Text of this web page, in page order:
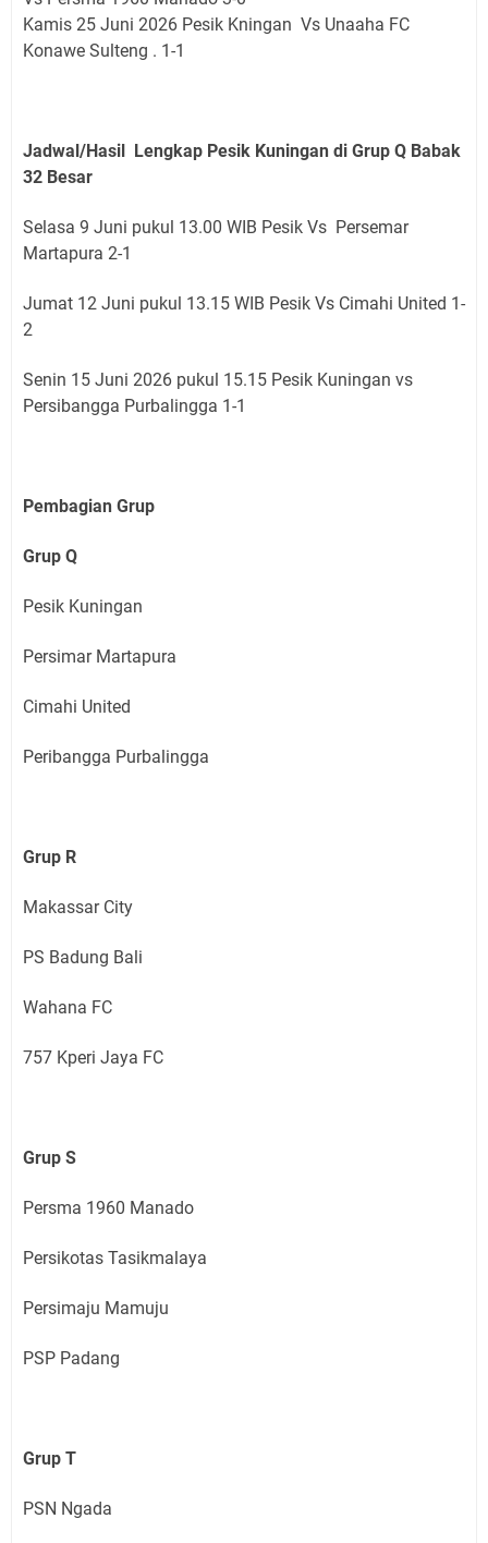
Kamis 25 Juni 2026 Pesik Kningan Vs Unaaha FC
Konawe Sulteng . 1-1
Jadwal/Hasil Lengkap Pesik Kuningan di Grup Q Babak
32 Besar
Selasa 9 Juni pukul 13.00 WIB Pesik Vs Persemar
Martapura 2-1
Jumat 12 Juni pukul 13.15 WIB Pesik Vs Cimahi United 1-
2
Senin 15 Juni 2026 pukul 15.15 Pesik Kuningan vs
Persibangga Purbalingga 1-1
Pembagian Grup
Grup Q
Pesik Kuningan
Persimar Martapura
Cimahi United
Peribangga Purbalingga
Grup R
Makassar City
PS Badung Bali
Wahana FC
757 Kperi Jaya FC
Grup S
Persma 1960 Manado
Persikotas Tasikmalaya
Persimaju Mamuju
PSP Padang
Grup T
PSN Ngada